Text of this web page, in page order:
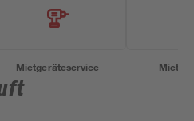
Mietgeräteservice